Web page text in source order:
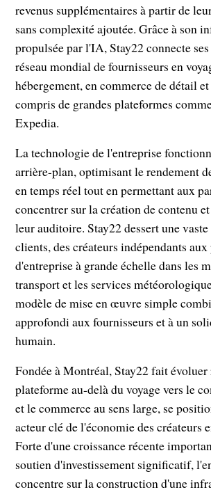
revenus supplémentaires à partir de
sans complexité ajoutée. Grâce à son
propulsée par l'IA, Stay22 connecte
réseau mondial de fournisseurs en
hébergement, en commerce de détail
compris de grandes plateformes
Expedia.
La technologie de l'entreprise
arrière-plan, optimisant le rendement
en temps réel tout en permettant aux
concentrer sur la création de contenu
leur auditoire. Stay22 dessert une
clients, des créateurs indépendants
d'entreprise à grande échelle dans les
transport et les services
modèle de mise en œuvre simple
approfondi aux fournisseurs et à un
humain.
Fondée à Montréal, Stay22 fait évoluer
plateforme au-delà du voyage vers le
et le commerce au sens large, se
acteur clé de l'économie des créateurs
Forte d'une croissance récente
soutien d'investissement significatif,
concentre sur la construction d'une